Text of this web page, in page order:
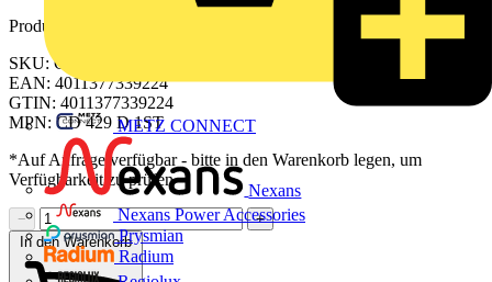
METZ CONNECT
Nexans
Nexans Power Accessories
Prysmian
Radium
Produktkennzeichen
SKU: CD429D1ST
EAN: 4011377339224
GTIN: 4011377339224
MPN: CD 429 D 1ST
*Auf Anfrage verfügbar - bitte in den Warenkorb legen, um
Verfügbarkeit zu prüfen
−
+
In den Warenkorb